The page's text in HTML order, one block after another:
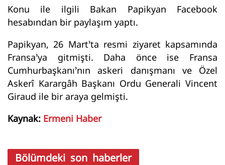
Konu ile ilgili Bakan Papikyan Facebook
hesabından bir paylaşım yaptı.
Papikyan, 26 Mart’ta resmi ziyaret kapsamında
Fransa’ya gitmişti. Daha önce ise Fransa
Cumhurbaşkanı’nın askeri danışmanı ve Özel
Askerî Karargâh Başkanı Ordu Generali Vincent
Giraud ile bir araya gelmişti.
Kaynak: Ermeni Haber
Bölümdeki son haberler